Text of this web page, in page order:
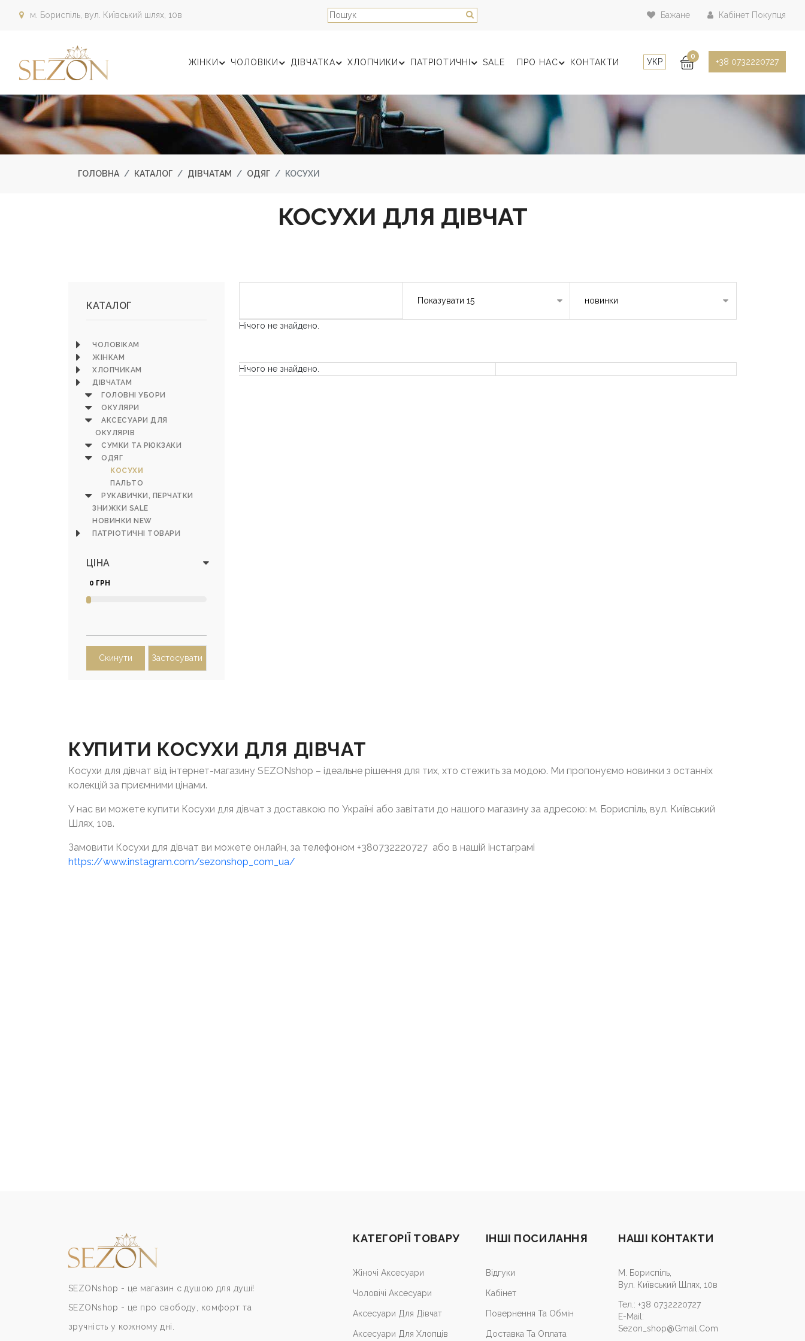
м. Бориспіль, вул. Київський шлях, 10в Бажане Кабінет Покупця
ЖІНКИ ЧОЛОВІКИ ДІВЧАТКА ХЛОПЧИКИ ПАТРІОТИЧНІ SALE ПРО НАС КОНТАКТИ УКР
0
+38 0732220727
ГОЛОВНА КАТАЛОГ ДІВЧАТАМ ОДЯГ КОСУХИ
КОСУХИ ДЛЯ ДІВЧАТ
КАТАЛОГ
ЧОЛОВІКАМ
ЖІНКАМ
ХЛОПЧИКАМ
ДІВЧАТАМ
ГОЛОВНІ УБОРИ
ОКУЛЯРИ
АКСЕСУАРИ ДЛЯ
ОКУЛЯРІВ
СУМКИ ТА РЮКЗАКИ
ОДЯГ
КОСУХИ
ПАЛЬТО
РУКАВИЧКИ, ПЕРЧАТКИ
ЗНИЖКИ SALE
НОВИНКИ NEW
ПАТРІОТИЧНІ ТОВАРИ
ЦІНА
0 ГРН
Скинути Застосувати
Нічого не знайдено.
Нічого не знайдено.
КУПИТИ КОСУХИ ДЛЯ ДІВЧАТ
Косухи для дівчат від інтернет-магазину SEZONshop – ідеальне рішення для тих, хто стежить за модою. Ми пропонуємо новинки з останніх
колекцій за приємними цінами.
У нас ви можете купити Косухи для дівчат з доставкою по Україні або завітати до нашого магазину за адресою: м. Бориспіль, вул. Київський
Шлях, 10в.
Замовити Косухи для дівчат ви можете онлайн, за телефоном +380732220727 або в нашій інстаграмі
https://www.instagram.com/sezonshop_com_ua/
SEZONshop - це магазин с душою для душі!
SEZONshop - це про свободу, комфорт та
зручність у кожному дні.
КАТЕГОРІЇ ТОВАРУ
Жіночі Аксесуари
Чоловічі Аксесуари
Аксесуари Для Дівчат
Аксесуари Для Хлопців
ІНШІ ПОСИЛАННЯ
Відгуки
Кабiнет
Повернення Та Обмін
Доставка Та Оплата
НАШІ КОНТАКТИ
М. Бориспіль,
Вул. Київський Шлях, 10в
Тел.: +38 0732220727
E-Mail:
Sezon_shop@gmail.com